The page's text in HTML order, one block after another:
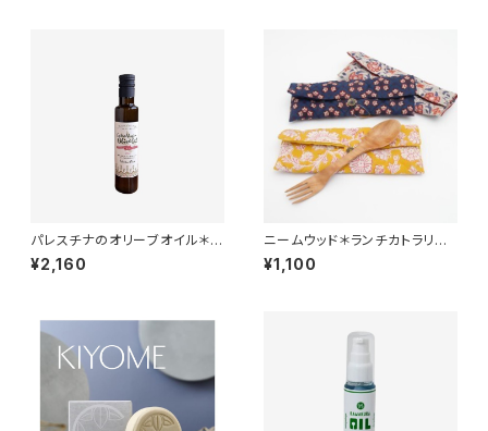
パレスチナのオリーブオイル＊フ
ェアトレード＊無農薬＊パレスチ
ナ支援＊250CC
¥2,160
ニームウッド＊ランチカトラリー
(スプーン&フォーク)＊全8種＊
¥1,100